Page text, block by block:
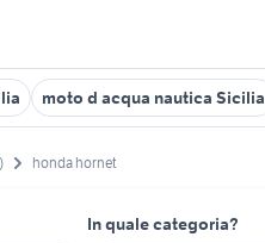
moto d acqua nautica Sicilia
honda hornet
In quale categoria?